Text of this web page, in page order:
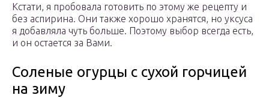
Кстати, я пробовала готовить по этому же рецепту и
без аспирина. Они также хорошо хранятся, но уксуса
я добавляла чуть больше. Поэтому выбор всегда есть,
и он остается за Вами.
Соленые огурцы с сухой горчицей
на зиму